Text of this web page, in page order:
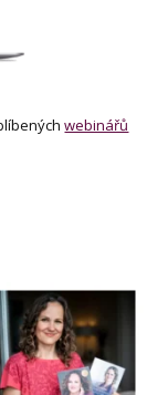
webinářů